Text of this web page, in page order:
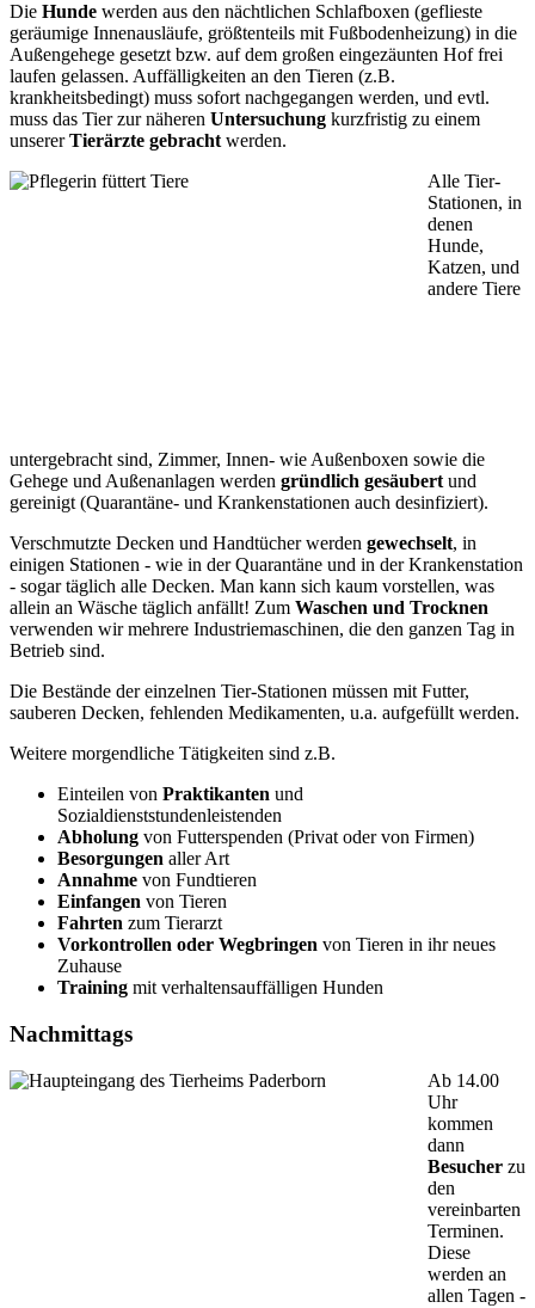
Die Hunde werden aus den nächtlichen Schlafboxen (geflieste
geräumige Innenausläufe, größtenteils mit Fußbodenheizung) in die
Außengehege gesetzt bzw. auf dem großen eingezäunten Hof frei
laufen gelassen. Auffälligkeiten an den Tieren (z.B.
krankheitsbedingt) muss sofort nachgegangen werden, und evtl.
muss das Tier zur näheren Untersuchung kurzfristig zu einem
unsererTierärzte gebracht werden.
Alle Tier-
Stationen, in
denen
Hunde,
Katzen, und
andere Tiere
untergebracht sind, Zimmer, Innen- wie Außenboxen sowie die
Gehege und Außenanlagen werden gründlich gesäubert und
gereinigt (Quarantäne- und Krankenstationen auch desinfiziert).
Verschmutzte Decken und Handtücher werden gewechselt, in
einigen Stationen - wie in der Quarantäne und in der Krankenstation
- sogar täglich alle Decken. Man kann sich kaum vorstellen, was
allein an Wäsche täglich anfällt! Zum Waschen und Trocknen
verwenden wir mehrere Industriemaschinen, die den ganzen Tag in
Betrieb sind.
Die Bestände der einzelnen Tier-Stationen müssen mit Futter,
sauberen Decken, fehlenden Medikamenten, u.a. aufgefüllt werden.
Weitere morgendliche Tätigkeiten sind z.B.
Einteilen von Praktikanten und
Sozialdienststundenleistenden
Abholung von Futterspenden (Privat oder von Firmen)
Besorgungen aller Art
Annahme von Fundtieren
Einfangen von Tieren
Fahrten zum Tierarzt
Vorkontrollen oder Wegbringen von Tieren in ihr neues
Zuhause
Training mit verhaltensauffälligen Hunden
Nachmittags
Ab 14.00
Uhr
kommen
dann
Besucher zu
den
vereinbarten
Terminen.
Diese
werden an
allen Tagen -